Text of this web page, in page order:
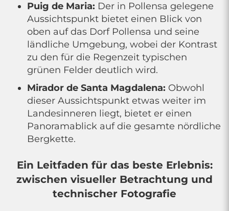
Puig de Maria: Der in Pollensa gelegene
Aussichtspunkt bietet einen Blick von
oben auf das Dorf Pollensa und seine
ländliche Umgebung, wobei der Kontrast
zu den für die Regenzeit typischen
grünen Felder deutlich wird.
Mirador de Santa Magdalena: Obwohl
dieser Aussichtspunkt etwas weiter im
Landesinneren liegt, bietet er einen
Panoramablick auf die gesamte nördliche
Bergkette.
Ein Leitfaden für das beste Erlebnis:
zwischen visueller Betrachtung und
technischer Fotografie